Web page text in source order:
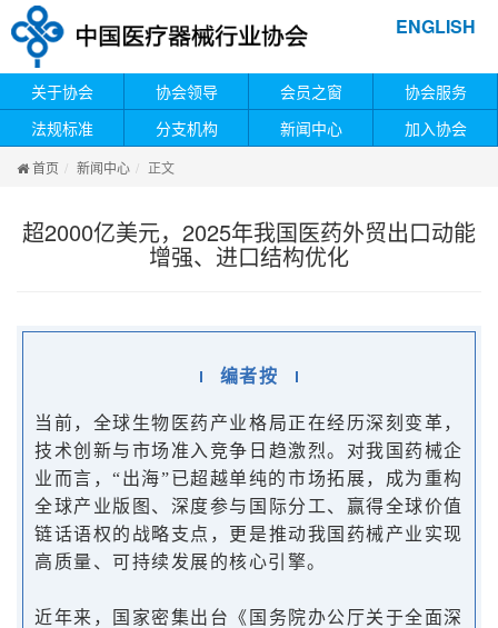
ENGLISH
关于协会 协会领导 会员之窗
协会服务
法规标准
分支机构 新闻中心 加入协会
首页 新闻中心 正文
超2000亿美元，2025年我国医药外贸出口动能
增强、进口结构优化
编者按
当前，全球生物医药产业格局正在经历深刻变革，
技术创新与市场准入竞争日趋激烈。对我国药械企
业而言，“出海”已超越单纯的市场拓展，成为重构
全球产业版图、深度参与国际分工、赢得全球价值
链话语权的战略支点，更是推动我国药械产业实现
高质量、可持续发展的核心引擎。
近年来，国家密集出台《国务院办公厅关于全面深